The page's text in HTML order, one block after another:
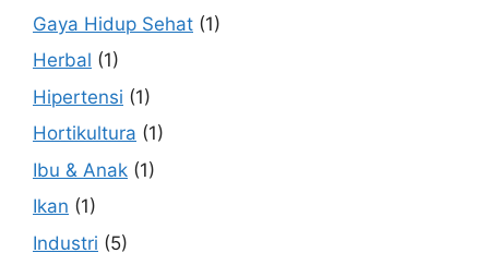
Gaya Hidup Sehat (1)
Herbal (1)
Hipertensi (1)
Hortikultura (1)
Ibu & Anak (1)
Ikan (1)
Industri (5)